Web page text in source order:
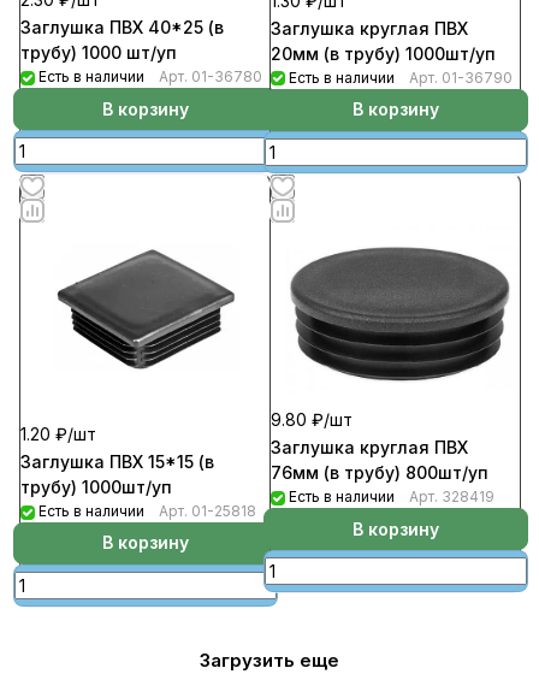
Заглушка ПВХ 40*25 (в
трубу) 1000 шт/уп
Есть в наличии Арт. 01-36780
В корзину
Заглушка круглая ПВХ
20мм (в трубу) 1000шт/уп
Есть в наличии Арт. 01-36790
В корзину
1.20 ₽/шт
Заглушка ПВХ 15*15 (в
трубу) 1000шт/уп
Есть в наличии Арт. 01-25818
В корзину
9.80 ₽/шт
Заглушка круглая ПВХ
76мм (в трубу) 800шт/уп
Есть в наличии Арт. 328419
В корзину
Загрузить еще